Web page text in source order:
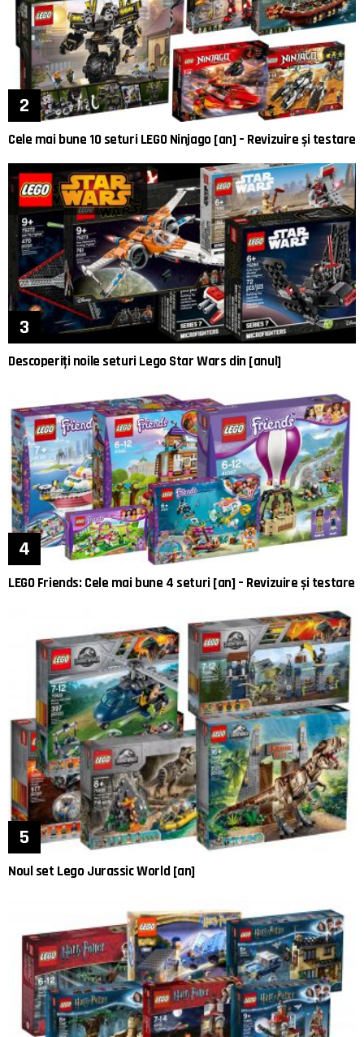
Cele mai bune 10 seturi LEGO Ninjago [an] – Revizuire și testare
Descoperiți noile seturi Lego Star Wars din [anul]
LEGO Friends: Cele mai bune 4 seturi [an] – Revizuire și testare
Noul set Lego Jurassic World [an]